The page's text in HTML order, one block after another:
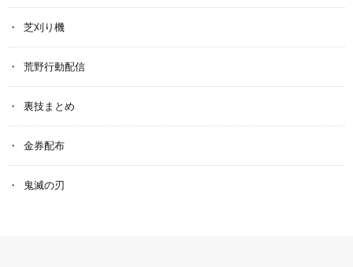
芝刈り機
荒野行動配信
裏技まとめ
金券配布
鬼滅の刃